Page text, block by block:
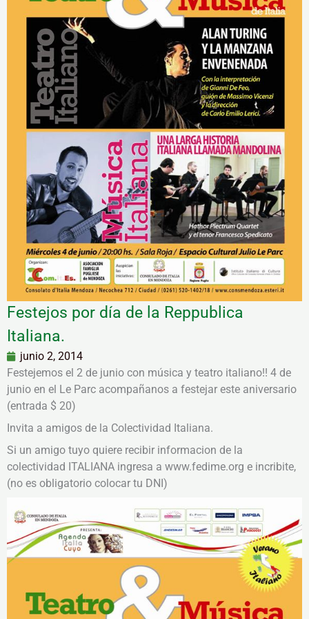
Festejos por día de la Reppublica
Italiana.
junio 2, 2014
Festejemos el 2 de junio con música y teatro italiano!! 4 de
junio en el Le Parc acompañanos a festejar este aniversario
(entrada $ 20)
Invita a amigos de la Colectividad Italiana.
Si un amigo tuyo quiere recibir informacion de la
colectividad ITALIANA ingresa a www.fedime.org e incribite,
(no es obligatorio colocar tu DNI)